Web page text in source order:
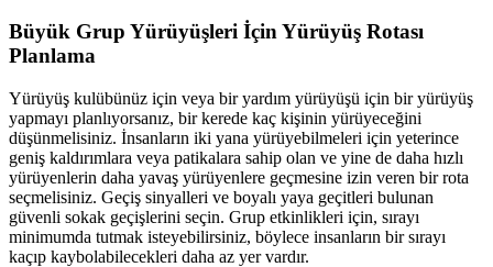
Büyük Grup Yürüyüşleri İçin Yürüyüş Rotası
Planlama
Yürüyüş kulübünüz için veya bir yardım yürüyüşü için bir yürüyüş
yapmayı planlıyorsanız, bir kerede kaç kişinin yürüyeceğini
düşünmelisiniz. İnsanların iki yana yürüyebilmeleri için yeterince
geniş kaldırımlara veya patikalara sahip olan ve yine de daha hızlı
yürüyenlerin daha yavaş yürüyenlere geçmesine izin veren bir rota
seçmelisiniz. Geçiş sinyalleri ve boyalı yaya geçitleri bulunan
güvenli sokak geçişlerini seçin. Grup etkinlikleri için, sırayı
minimumda tutmak isteyebilirsiniz, böylece insanların bir sırayı
kaçıp kaybolabilecekleri daha az yer vardır.